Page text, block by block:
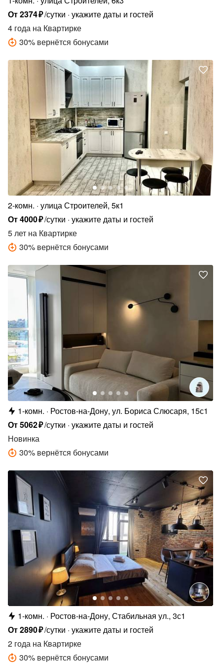
От2374₽/сутки укажите даты и гостей
4 года на Квартирке
30% вернётся бонусами
2-комн. улица Строителей, 5к1
От4000₽/сутки укажите даты и гостей
5 лет на Квартирке
30% вернётся бонусами
1-комн.
Ростов-на-Дону, ул. Бориса Слюсаря, 15с1
От5062₽/сутки укажите даты и гостей
Новинка
30% вернётся бонусами
1-комн.
Ростов-на-Дону, Стабильная ул., 3с1
От2890₽/сутки укажите даты и гостей
2 года на Квартирке
30% вернётся бонусами